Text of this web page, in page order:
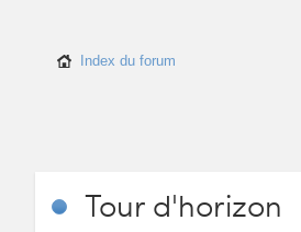
Index du forum
Tourd'horizon